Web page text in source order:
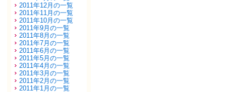
2011年12月の一覧
2011年11月の一覧
2011年10月の一覧
2011年9月の一覧
2011年8月の一覧
2011年7月の一覧
2011年6月の一覧
2011年5月の一覧
2011年4月の一覧
2011年3月の一覧
2011年2月の一覧
2011年1月の一覧